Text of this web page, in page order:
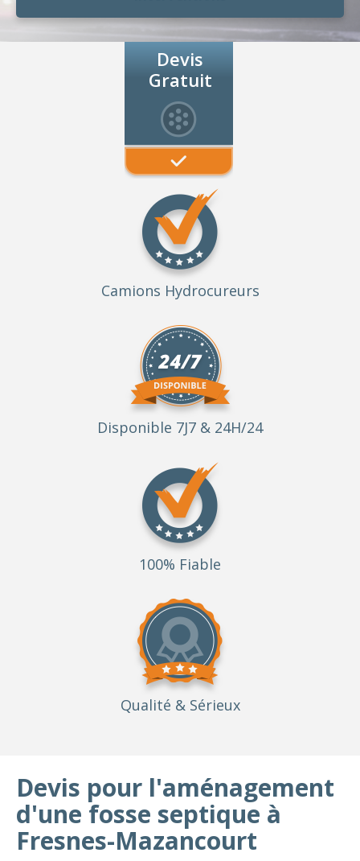
Devis
Gratuit
Camions Hydrocureurs
Disponible 7J7 & 24H/24
100% Fiable
Qualité & Sérieux
Devis pour l'aménagement
d'une fosse septique à
Fresnes-Mazancourt